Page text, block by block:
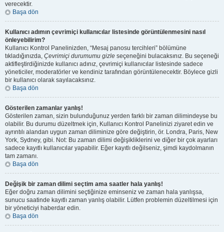
verecektir.
Başa dön
Kullanıcı adımın çevrimiçi kullanıcılar listesinde görüntülenmesini nasıl
önleyebilirim?
Kullanıcı Kontrol Panelinizden, “Mesaj panosu tercihleri” bölümüne
tıkladığınızda, Çevrimiçi durumumu gizle seçeneğini bulacaksınız. Bu seçeneği
aktifleştirdiğinizde kullanıcı adınız, çevrimiçi kullanıcılar listesinde sadece
yöneticiler, moderatörler ve kendiniz tarafından görüntülenecektir. Böylece gizli
bir kullanıcı olarak sayılacaksınız.
Başa dön
Gösterilen zamanlar yanlış!
Gösterilen zaman, sizin bulunduğunuz yerden farklı bir zaman dilimindeyse bu
olabilir. Bu durumu düzeltmek için, Kullanıcı Kontrol Panelinizi ziyaret edin ve
ayrıntılı alandan uygun zaman diliminize göre değiştirin, ör. Londra, Paris, New
York, Sydney, gibi. Not: Bu zaman dilimi değişikliklerini ve diğer bir çok ayarları
sadece kayıtlı kullanıcılar yapabilir. Eğer kayıtlı değilseniz, şimdi kaydolmanın
tam zamanı.
Başa dön
Değişik bir zaman dilimi seçtim ama saatler hala yanlış!
Eğer doğru zaman dilimini seçtiğinize eminseniz ve zaman hala yanlışsa,
sunucu saatinde kayıtlı zaman yanlış olabilir. Lütfen problemin düzeltilmesi için
bir yöneticiyi haberdar edin.
Başa dön